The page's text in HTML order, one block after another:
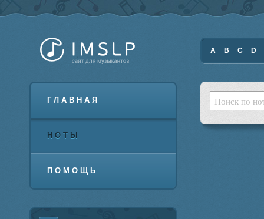
ГЛАВНАЯ
НОТЫ
ПОМОЩЬ
A B C D